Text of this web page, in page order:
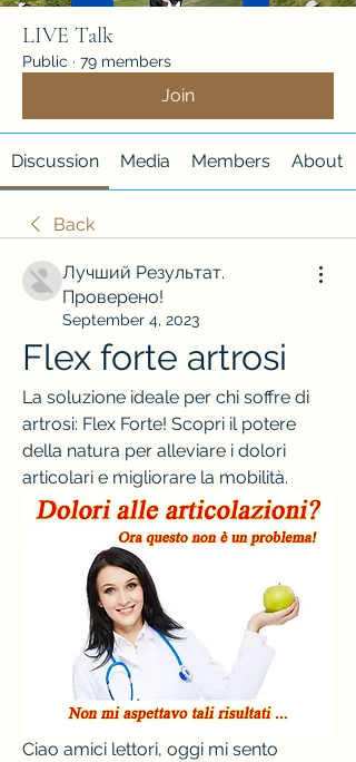
LIVE Talk
Public · 79 members
Join
Discussion Media Members About
Back
Лучший Результат.
Проверено!
September 4, 2023
Flex forte artrosi
La soluzione ideale per chi soffre di
artrosi: Flex Forte! Scopri il potere
della natura per alleviare i dolori
articolari e migliorare la mobilità.
Ciao amici lettori, oggi mi sento